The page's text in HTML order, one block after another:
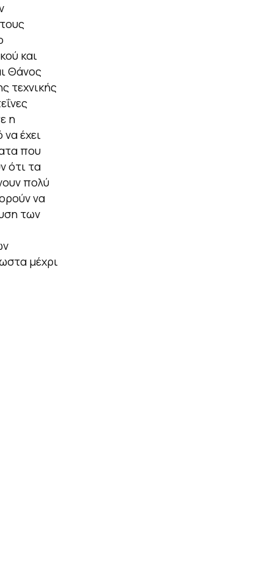
και
Θάνος
τεχνικής
η
έχει
που
ότι τα
πολύ
να
των
μέχρι